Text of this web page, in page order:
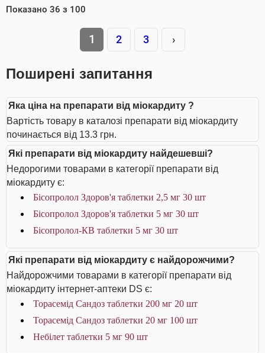
Показано 36 з 100
1 2 3 ›
Поширені запитання
Яка ціна на препарати від міокардиту ?
Вартість товару в каталозі препарати від міокардиту
починається від 13.3 грн.
Які препарати від міокардиту найдешевші?
Недорогими товарами в категорії препарати від
міокардиту є:
Бісопролол Здоров'я таблетки 2,5 мг 30 шт
Бісопролол Здоров'я таблетки 5 мг 30 шт
Бісопролол-КВ таблетки 5 мг 30 шт
Які препарати від міокардиту є найдорожчими?
Найдорожчими товарами в категорії препарати від
міокардиту інтернет-аптеки DS є:
Торасемід Сандоз таблетки 200 мг 20 шт
Торасемід Сандоз таблетки 20 мг 100 шт
Небілет таблетки 5 мг 90 шт